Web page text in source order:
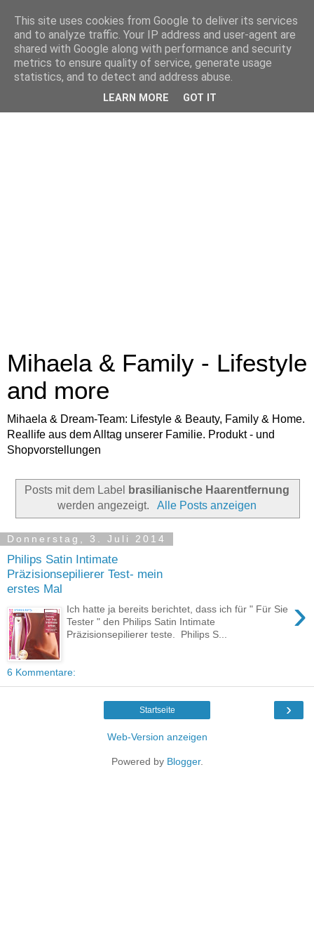
Mihaela & Family - Lifestyle
and more
Mihaela & Dream-Team: Lifestyle & Beauty, Family & Home.
Reallife aus dem Alltag unserer Familie. Produkt - und
Shopvorstellungen
Posts mit dem Label
brasilianische Haarentfernung
werden angezeigt.
Alle Posts anzeigen
Donnerstag, 3. Juli 2014
Philips Satin Intimate
Präzisionsepilierer Test- mein
erstes Mal
›
Ich hatte ja bereits berichtet, dass ich für " Für Sie
Tester " den Philips Satin Intimate
Präzisionsepilierer teste. Philips S...
6 Kommentare:
›
Startseite
Web-Version anzeigen
Powered by Blogger.
This site uses cookies from Google to deliver its services
and to analyze traffic. Your IP address and user-agent are
shared with Google along with performance and security
metrics to ensure quality of service, generate usage
statistics, and to detect and address abuse.
LEARN MORE GOT IT